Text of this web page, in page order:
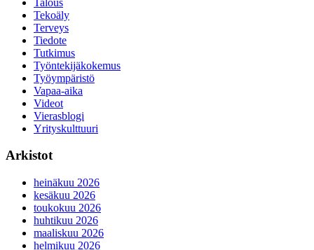
Tekoäly
Terveys
Tiedote
Tutkimus
Työntekijäkokemus
Työympäristö
Vapaa-aika
Videot
Vierasblogi
Yrityskulttuuri
Arkistot
heinäkuu 2026
kesäkuu 2026
toukokuu 2026
huhtikuu 2026
maaliskuu 2026
helmikuu 2026